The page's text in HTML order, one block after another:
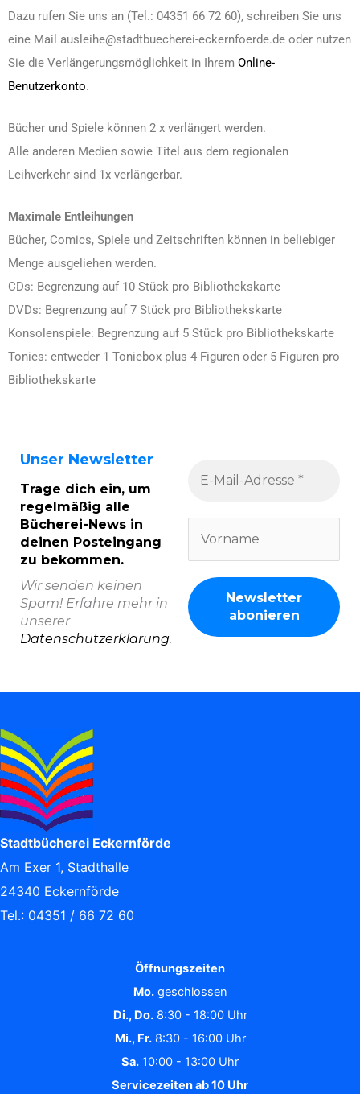
Dazu rufen Sie uns an (Tel.: 04351 66 72 60), schreiben Sie uns
eine Mail ausleihe@stadtbuecherei-eckernfoerde.de oder nutzen
Sie die Verlängerungsmöglichkeit in Ihrem Online-
Benutzerkonto.
Bücher und Spiele können 2 x verlängert werden.
Alle anderen Medien sowie Titel aus dem regionalen
Leihverkehr sind 1x verlängerbar.
Maximale Entleihungen
Bücher, Comics, Spiele und Zeitschriften können in beliebiger
Menge ausgeliehen werden.
CDs: Begrenzung auf 10 Stück pro Bibliothekskarte
DVDs: Begrenzung auf 7 Stück pro Bibliothekskarte
Konsolenspiele: Begrenzung auf 5 Stück pro Bibliothekskarte
Tonies: entweder 1 Toniebox plus 4 Figuren oder 5 Figuren pro
Bibliothekskarte
Unser Newsletter
Trage dich ein, um
regelmäßig alle
Bücherei-News in
deinen Posteingang
zu bekommen.
Wir senden keinen
Spam! Erfahre mehr in
unserer
Datenschutzerklärung.
Stadtbücherei Eckernförde
Am Exer 1, Stadthalle
24340 Eckernförde
Tel.: 04351 / 66 72 60
Öffnungszeiten
Mo.geschlossen
Di., Do.8:30 - 18:00 Uhr
Mi., Fr.8:30 - 16:00 Uhr
Sa. 10:00 - 13:00 Uhr
Servicezeiten ab 10 Uhr